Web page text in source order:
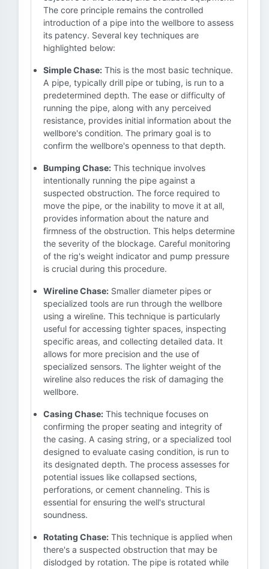
The core principle remains the controlled
introduction of a pipe into the wellbore to assess
its patency. Several key techniques are
highlighted below:
Simple Chase: This is the most basic technique.
A pipe, typically drill pipe or tubing, is run to a
predetermined depth. The ease or difficulty of
running the pipe, along with any perceived
resistance, provides initial information about the
wellbore's condition. The primary goal is to
confirm the wellbore's openness to that depth.
Bumping Chase: This technique involves
intentionally running the pipe against a
suspected obstruction. The force required to
move the pipe, or the inability to move it at all,
provides information about the nature and
firmness of the obstruction. This helps determine
the severity of the blockage. Careful monitoring
of the rig's weight indicator and pump pressure
is crucial during this procedure.
Wireline Chase: Smaller diameter pipes or
specialized tools are run through the wellbore
using a wireline. This technique is particularly
useful for accessing tighter spaces, inspecting
specific areas, and collecting detailed data. It
allows for more precision and the use of
specialized sensors. The lighter weight of the
wireline also reduces the risk of damaging the
wellbore.
Casing Chase: This technique focuses on
confirming the proper seating and integrity of
the casing. A casing string, or a specialized tool
designed to evaluate casing condition, is run to
its designated depth. The process assesses for
potential issues like collapsed sections,
perforations, or cement channeling. This is
essential for ensuring the well's structural
soundness.
Rotating Chase: This technique is applied when
there's a suspected obstruction that may be
dislodged by rotation. The pipe is rotated while